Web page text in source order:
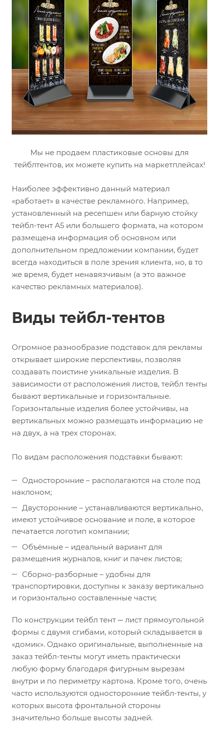
Мы не продаем пластиковые основы для
тейблтентов, их можете купить на маркетплейсах!
Наиболее эффективно данный материал
«работает» в качестве рекламного. Например,
установленный на ресепшен или барную стойку
тейбл-тент А5 или большего формата, на котором
размещена информация об основном или
дополнительном предложении компании, будет
всегда находиться в поле зрения клиента, но, в то
же время, будет ненавязчивым (а это важное
качество рекламных материалов).
Виды тейбл-тентов
Огромное разнообразие подставок для рекламы
открывает широкие перспективы, позволяя
создавать поистине уникальные изделия. В
зависимости от расположения листов, тейбл тенты
бывают вертикальные и горизонтальные.
Горизонтальные изделия более устойчивы, на
вертикальных можно размещать информацию не
на двух, а на трех сторонах.
По видам расположения подставки бывают:
Односторонние – располагаются на столе под
наклоном;
Двусторонние – устанавливаются вертикально,
имеют устойчивое основание и поле, в которое
печатается логотип компании;
Объёмные – идеальный вариант для
размещения журналов, книг и пачек листов;
Сборно-разборные – удобны для
транспортировки, доступны к заказу вертикально
и горизонтально составленные части;
По конструкции тейбл тент ─ лист прямоугольной
формы с двумя сгибами, который складывается в
«домик». Однако оригинальные, выполненные на
заказ тейбл-тенты могут иметь практически
любую форму благодаря фигурным вырезам
внутри и по периметру картона. Кроме того, очень
часто используются односторонние тейбл-тенты, у
которых высота фронтальной стороны
значительно больше высоты задней.